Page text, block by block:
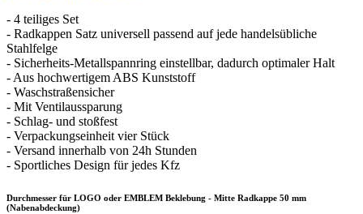
war:
28,95 €19,90 €.
- 4 teiliges Set
- Radkappen Satz universell passend auf jede handelsübliche
Stahlfelge
- Sicherheits-Metallspannring einstellbar, dadurch optimaler Halt
- Aus hochwertigem ABS Kunststoff
- Waschstraßensicher
- Mit Ventilaussparung
- Schlag- und stoßfest
- Verpackungseinheit vier Stück
- Versand innerhalb von 24h Stunden
- Sportliches Design für jedes Kfz
Durchmesser für LOGO oder EMBLEM Beklebung - Mitte Radkappe 50 mm
(Nabenabdeckung)